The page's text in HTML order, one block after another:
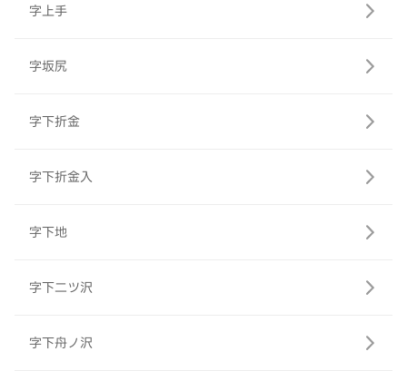
字上手
字坂尻
字下折金
字下折金入
字下地
字下二ツ沢
字下舟ノ沢